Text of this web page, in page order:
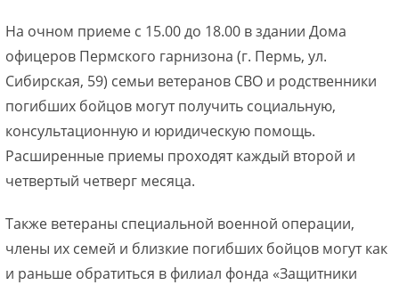
На очном приеме с 15.00 до 18.00 в здании Дома
офицеров Пермского гарнизона (г. Пермь, ул.
Сибирская, 59) семьи ветеранов СВО и родственники
погибших бойцов могут получить социальную,
консультационную и юридическую помощь.
Расширенные приемы проходят каждый второй и
четвертый четверг месяца.
Также ветераны специальной военной операции,
члены их семей и близкие погибших бойцов могут как
и раньше обратиться в филиал фонда «Защитники